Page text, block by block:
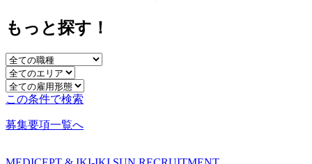
もっと探す！
この条件で検索
募集要項一覧へ